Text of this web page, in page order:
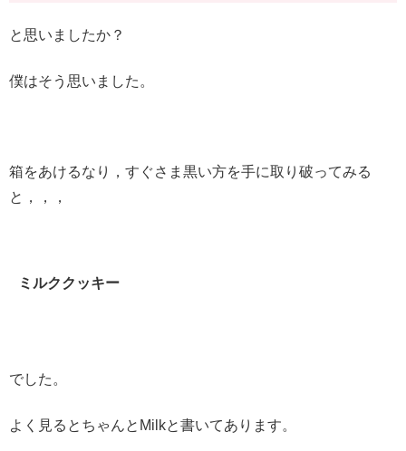
と思いましたか？
僕はそう思いました。
箱をあけるなり，すぐさま黒い方を手に取り破ってみる
と，，，
ミルククッキー
でした。
よく見るとちゃんとMilkと書いてあります。